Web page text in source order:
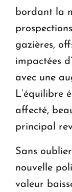
bordant la
gazières,
impactées
avec une
L’équilibre
affecté,
principal
Sans
nouvelle
valeur